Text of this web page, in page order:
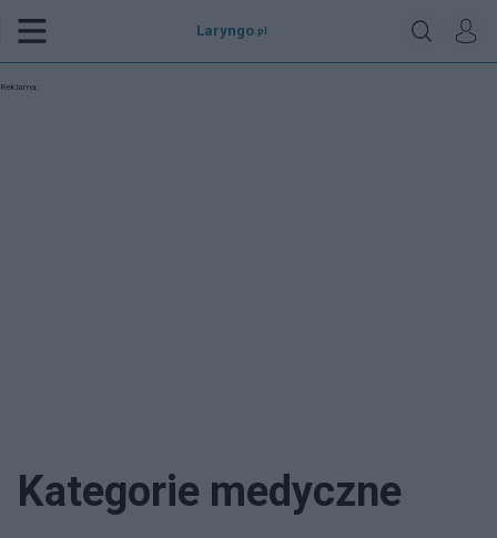
Laryngo .pl
Reklama:
Kategorie medyczne